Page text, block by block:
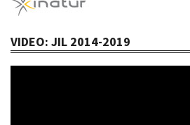
VIDEO: JIL 2014-2019